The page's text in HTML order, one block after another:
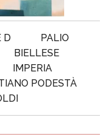
D
PALIO
BIELLESE
IMPERIA
PODESTÀ